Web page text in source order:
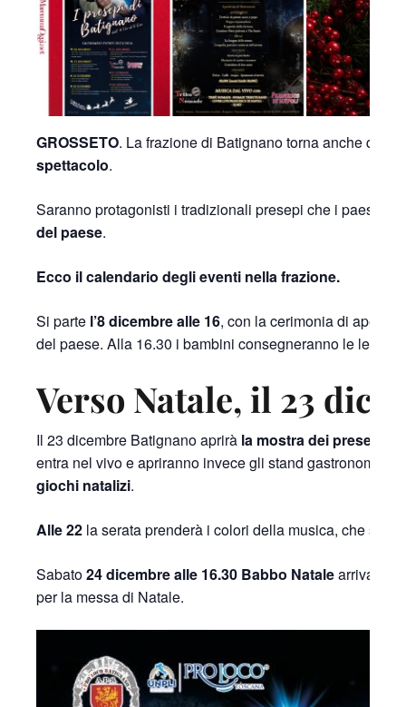
GROSSETO. La frazione di Batignano torna anche
spettacolo.
Saranno protagonisti i tradizionali presepi che i paesani
del paese.
Ecco il calendario degli eventi nella frazione.
Si parte l’8 dicembre alle 16, con la cerimonia di
del paese. Alla 16.30 i bambini consegneranno le lettere
Verso Natale, il 23
Il 23 dicembre Batignano aprirà la mostra dei presepi
entra nel vivo e apriranno invece gli stand gastronomici.
giochi natalizi.
Alle 22 la serata prenderà i colori della musica, che
Sabato24 dicembre alle 16.30 Babbo Natalearriva in
per la messa di Natale.